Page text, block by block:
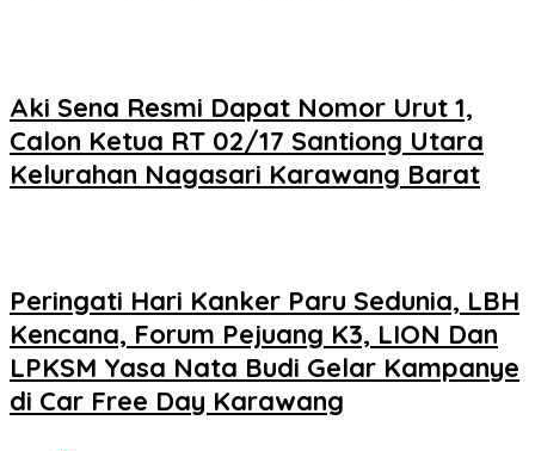
Aki Sena Resmi Dapat Nomor Urut 1,
Calon Ketua RT 02/17 Santiong Utara
Kelurahan Nagasari Karawang Barat
Peringati Hari Kanker Paru Sedunia, LBH
Kencana, Forum Pejuang K3, LION Dan
LPKSM Yasa Nata Budi Gelar Kampanye
di Car Free Day Karawang